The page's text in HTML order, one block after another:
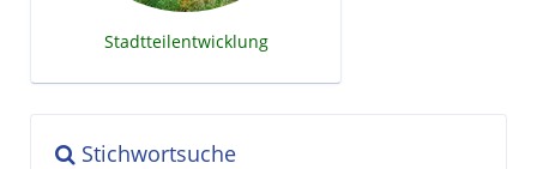
Stadtteilentwicklung
Stichwortsuche